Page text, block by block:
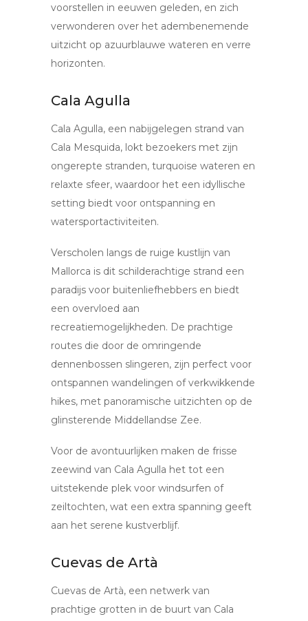
voorstellen in eeuwen geleden, en zich
verwonderen over het adembenemende
uitzicht op azuurblauwe wateren en verre
horizonten.
Cala Agulla
Cala Agulla, een nabijgelegen strand van
Cala Mesquida, lokt bezoekers met zijn
ongerepte stranden, turquoise wateren en
relaxte sfeer, waardoor het een idyllische
setting biedt voor ontspanning en
watersportactiviteiten.
Verscholen langs de ruige kustlijn van
Mallorca is dit schilderachtige strand een
paradijs voor buitenliefhebbers en biedt
een overvloed aan
recreatiemogelijkheden. De prachtige
routes die door de omringende
dennenbossen slingeren, zijn perfect voor
ontspannen wandelingen of verkwikkende
hikes, met panoramische uitzichten op de
glinsterende Middellandse Zee.
Voor de avontuurlijken maken de frisse
zeewind van Cala Agulla het tot een
uitstekende plek voor windsurfen of
zeiltochten, wat een extra spanning geeft
aan het serene kustverblijf.
Cuevas de Artà
Cuevas de Artà, een netwerk van
prachtige grotten in de buurt van Cala